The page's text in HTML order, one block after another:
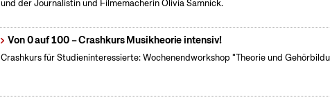
und der Journalistin und Filmemacherin Olivia Samnick.
Von 0 auf 100 – Crashkurs Musikheorie intensiv!
Crashkurs für Studieninteressierte: Wochenendworkshop "Theorie und